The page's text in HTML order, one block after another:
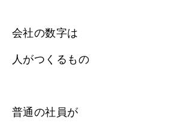
会社の数字は
人がつくるもの
普通の社員が